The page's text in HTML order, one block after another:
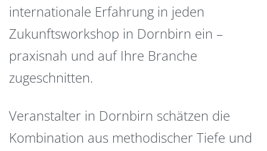
internationale Erfahrung in jeden
Zukunftsworkshop in Dornbirn ein –
praxisnah und auf Ihre Branche
zugeschnitten.
Veranstalter in Dornbirn schätzen die
Kombination aus methodischer Tiefe und